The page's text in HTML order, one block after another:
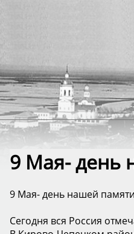
9 Мая- день
9 Мая- день нашей
Сегодня вся Россия